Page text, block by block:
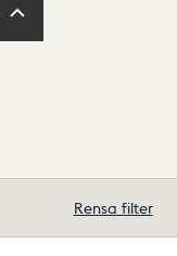
Rensa filter